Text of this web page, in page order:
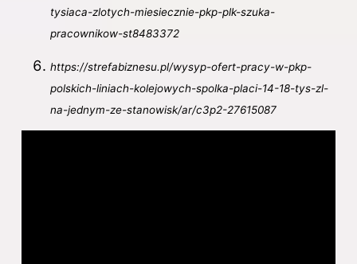
tysiaca-zlotych-miesiecznie-pkp-plk-szuka-
pracownikow-st8483372
https://strefabiznesu.pl/wysyp-ofert-pracy-w-pkp-
polskich-liniach-kolejowych-spolka-placi-14-18-tys-zl-
na-jednym-ze-stanowisk/ar/c3p2-27615087